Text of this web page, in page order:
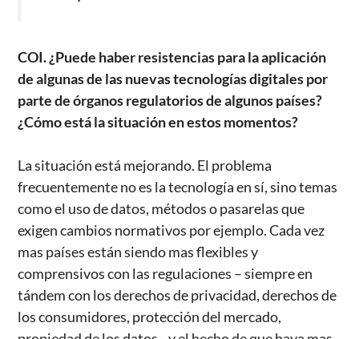
COI. ¿Puede haber resistencias para la aplicación
de algunas de las nuevas tecnologías digitales por
parte de órganos regulatorios de algunos países?
¿Cómo está la situación en estos momentos?
La situación está mejorando. El problema
frecuentemente no es la tecnología en sí, sino temas
como el uso de datos, métodos o pasarelas que
exigen cambios normativos por ejemplo. Cada vez
mas países están siendo mas flexibles y
comprensivos con las regulaciones – siempre en
tándem con los derechos de privacidad, derechos de
los consumidores, protección del mercado,